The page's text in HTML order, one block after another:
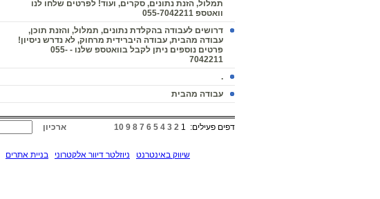
תמלול, הזנת נתונים, סקרים, ועוד! לפרטים שלחו לנו
וואטספ 055-7042211
דרושים לעבודה בהקלדת נתונים, תמלול, והזנת תוכן,
עבודה מהבית, עבודה היברידית מרחוק, לא נדרש ניסיון!
פרטים נוספים ניתן לקבל בוואטספ שלנו - 055-
7042211
.
עבודה מהבית
דפים פעילים: 2
3
4
5
6
7
8
9
10 ארכיון
שיווק באינטרנט ניוזלטר דיוור אלקטרוני בניית אתרים